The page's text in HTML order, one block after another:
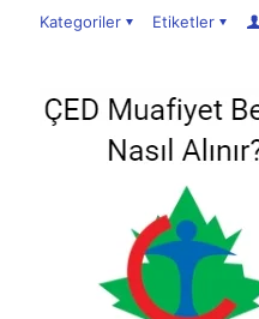
Kategoriler Etiketler